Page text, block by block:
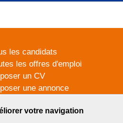
votre navigation
les candidats
les offres d'emploi
un CV
une annonce